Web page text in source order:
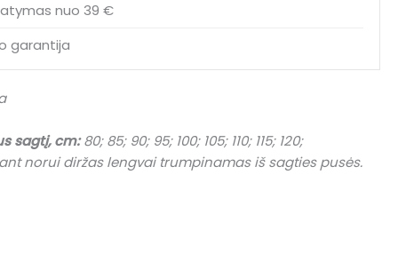
nuo 39 €
garantija
sagtį, cm:80; 85; 90; 95; 100; 105; 110; 115; 120;
norui diržas lengvai trumpinamas iš sagties pusės.